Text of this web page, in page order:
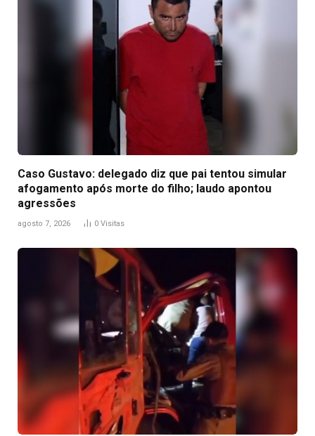
Caso Gustavo: delegado diz que pai tentou simular
afogamento após morte do filho; laudo apontou
agressões
agosto 7, 2026 0 Visitas